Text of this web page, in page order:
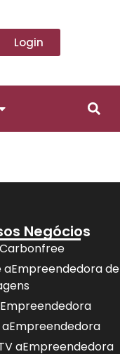
Login
Negócios
aEmpreendedora de
aEmpreendedora
aEmpreendedora